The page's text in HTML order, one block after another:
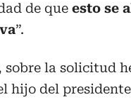
de que esto se
”.
sobre la solicitud
hijo del